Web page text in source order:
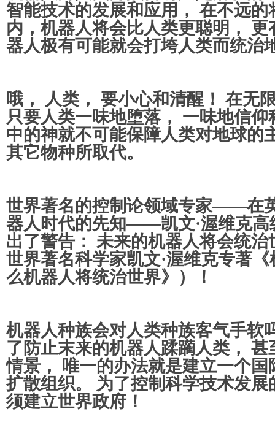
智能技术的发展和应用， 在不远的
内，机器人将会比人类更聪明，
器人极有可能就会打垮人类而统治
哦， 人类， 要小心和清醒！ 在无
只要人类一味地堕落， 一味地信
中的神就不可能保障人类对地球
其它物种所取代。
世界著名的控制论领域专家——在
器人时代的先知——凯文·渥维克高
出了警告： 未来的机器人将会统
世界著名科学家凯文·渥维克专著
么机器人将统治世界》）！
机器人种族会对人类种族客气手软
了防止末来的机器人蹂躏人类，
情景， 唯一的办法就是建立一个
扩散组织。 为了控制科学技术发展
须建立世界政府！